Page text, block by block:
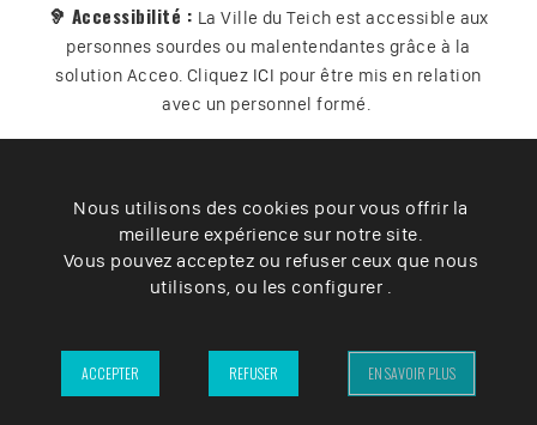
🦻 Accessibilité : La Ville du Teich est accessible aux
personnes sourdes ou malentendantes grâce à la
solution Acceo. Cliquez ICI pour être mis en relation
avec un personnel formé.
Plan du site Contact Vos données
Cookies
Accessibilité
– Ville du Teich ©2025 –
Nous utilisons des cookies pour vous offrir la
meilleure expérience sur notre site.
Vous pouvez acceptez ou refuser ceux que nous
utilisons, ou les configurer .
ACCEPTER REFUSER EN SAVOIR PLUS